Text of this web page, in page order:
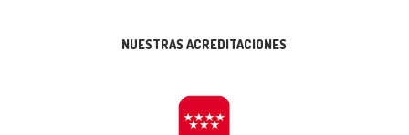
NUESTRAS ACREDITACIONES